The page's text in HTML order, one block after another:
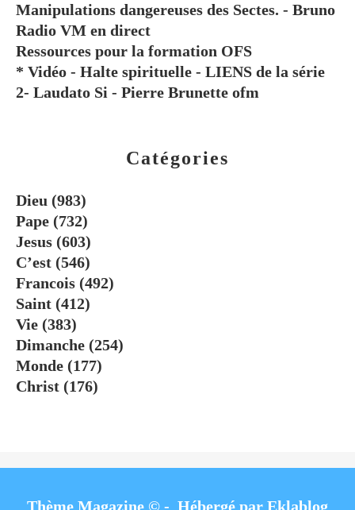
Catégories
Dieu (983)
Pape (732)
Jesus (603)
C’est (546)
Francois (492)
Saint (412)
Vie (383)
Dimanche (254)
Monde (177)
Christ (176)
Manipulations dangereuses des Sectes. - Bruno
Radio VM en direct
Ressources pour la formation OFS
* Vidéo - Halte spirituelle - LIENS de la série
2- Laudato Si - Pierre Brunette ofm
Thème Magazine © - Hébergé par Eklablog